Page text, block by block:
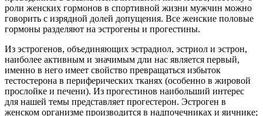
роли женских гормонов в спортивной жизни мужчин можно
говорить с изрядной долей допущения. Все женские половые
гормоны разделяют на эстрогены и прогестины.
Из эстрогенов, объединяющих эстрадиол, эстриол и эстрон,
наиболее активным и значимым дли нас является первый,
именно в него имеет свойство превращаться избыток
тестостерона в периферических тканях (особенно в жировой
прослойке и печени). Из прогестинов наибольший интерес
для нашей темы представляет прогестерон. Эстроген в
женском организме производится в надпочечниках и яичнике;